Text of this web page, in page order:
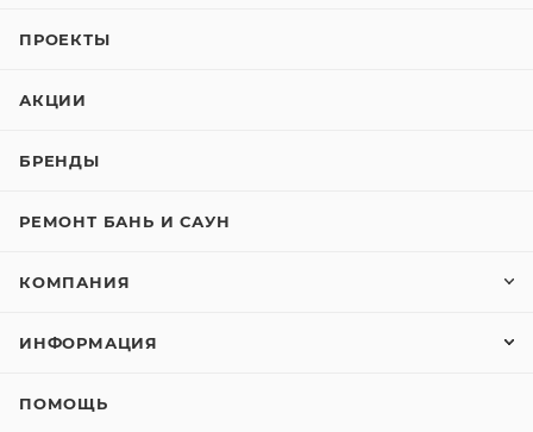
ПРОЕКТЫ
АКЦИИ
БРЕНДЫ
РЕМОНТ БАНЬ И САУН
КОМПАНИЯ
ИНФОРМАЦИЯ
ПОМОЩЬ